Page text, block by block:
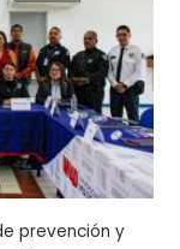
prevención y